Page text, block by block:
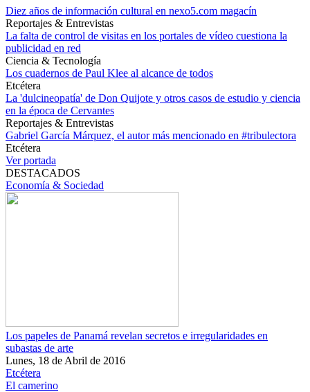
Diez años de información cultural en nexo5.com magacín
Reportajes & Entrevistas
La falta de control de visitas en los portales de vídeo cuestiona la
publicidad en red
Ciencia & Tecnología
Los cuadernos de Paul Klee al alcance de todos
Etcétera
La 'dulcineopatía' de Don Quijote y otros casos de estudio y ciencia
en la época de Cervantes
Reportajes & Entrevistas
Gabriel García Márquez, el autor más mencionado en #tribulectora
Etcétera
Ver portada
DESTACADOS
Economía & Sociedad
Los papeles de Panamá revelan secretos e irregularidades en
subastas de arte
Lunes, 18 de Abril de 2016
Etcétera
El camerino